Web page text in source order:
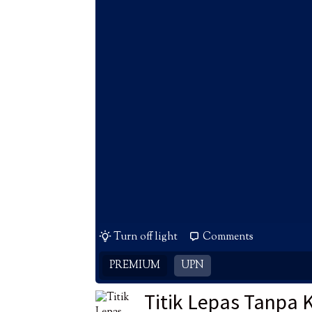
Turn off light
Comments
PREMIUM
UPN
Titik Lepas Tanpa